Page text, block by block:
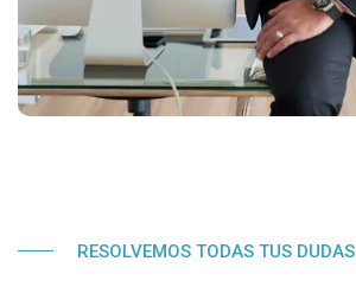
RESOLVEMOS TODAS TUS DUDAS